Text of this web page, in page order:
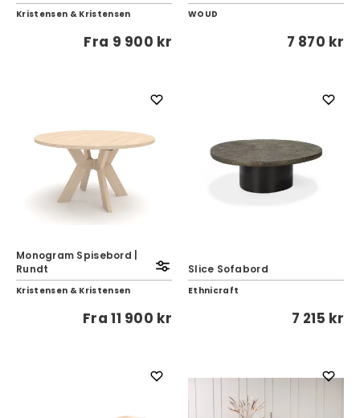
Kristensen & Kristensen
Fra 9 900 kr
WOUD
7 870 kr
Monogram Spisebord |
Rundt
Kristensen & Kristensen
Fra11 900 kr
Slice Sofabord
Ethnicraft
7 215 kr